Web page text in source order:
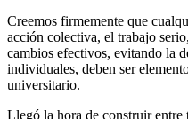
Creemos firmemente que
acción colectiva, el trabajo
cambios efectivos, evitando la
individuales, deben ser
universitario.
Llegó la hora de construir